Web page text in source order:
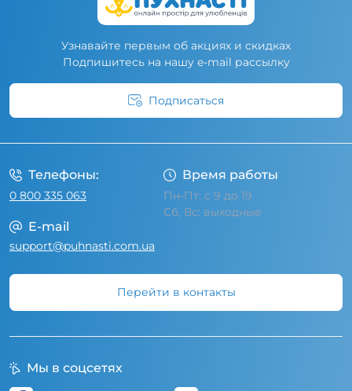
Узнавайте первым об акциях и скидках
Подпишитесь на нашу e-mail рассылку
Подписаться
Телефоны:
0 800 335 063
Время работы
Пн-Пт: с 9 до 19
Сб, Вс: выходные
E-mail
support@puhnasti.com.ua
Перейти в контакты
Мы в соцсетях